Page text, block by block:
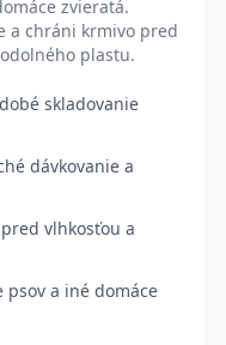
zvieratá.
a chráni krmivo pred
plastu.
skladovanie
dávkovanie a
vlhkosťou a
a iné domáce